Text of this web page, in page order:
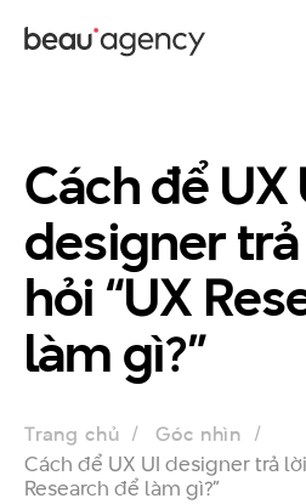
Cách để UX
designer
hỏi “UX
làm gì?”
Trang chủ Góc nhìn
Cách để UX UI designer trả
Research để làm gì?”